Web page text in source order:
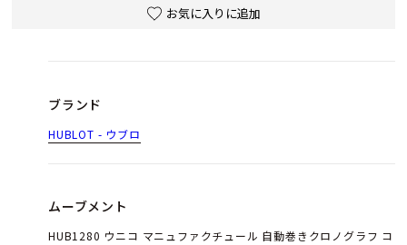
お気に入りに追加
ブランド
HUBLOT - ウブロ
ムーブメント
HUB1280 ウニコ マニュファクチュール 自動巻きクロノグラフ コ